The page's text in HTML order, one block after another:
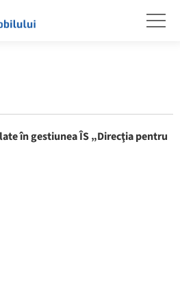
în gestiunea ÎS „Direcţia pentru